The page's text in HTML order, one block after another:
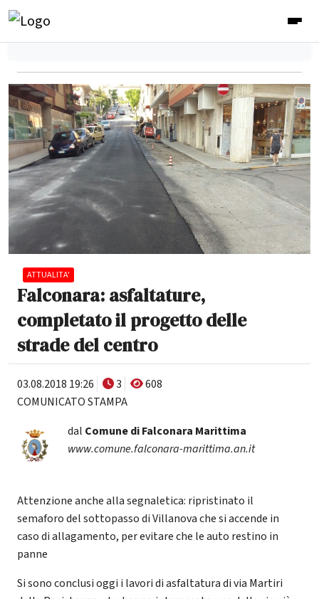
ATTUALITA'
Falconara: asfaltature,
completato il progetto delle
strade del centro
03.08.2018 19:26 3
608
COMUNICATO STAMPA
dal Comune di Falconara Marittima
www.comune.falconara-marittima.an.it
Attenzione anche alla segnaletica: ripristinato il
semaforo del sottopasso di Villanova che si accende in
caso di allagamento, per evitare che le auto restino in
panne
Si sono conclusi oggi i lavori di asfaltatura di via Martiri